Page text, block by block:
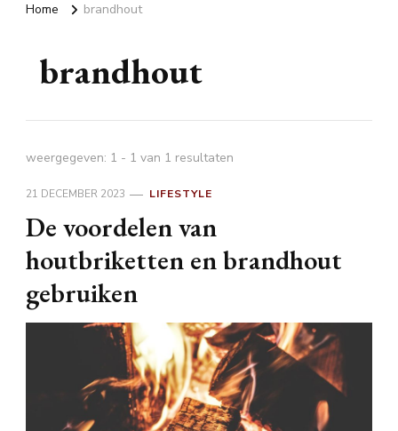
Home brandhout
brandhout
weergegeven: 1 - 1 van 1 resultaten
21 DECEMBER 2023 LIFESTYLE
De voordelen van
houtbriketten en brandhout
gebruiken